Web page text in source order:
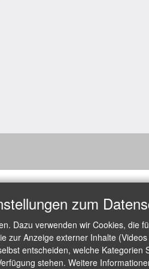
zum
Dazu verwenden wir Cookies,
zur Anzeige externer Inhalte
entscheiden, welche
stehen. Weitere